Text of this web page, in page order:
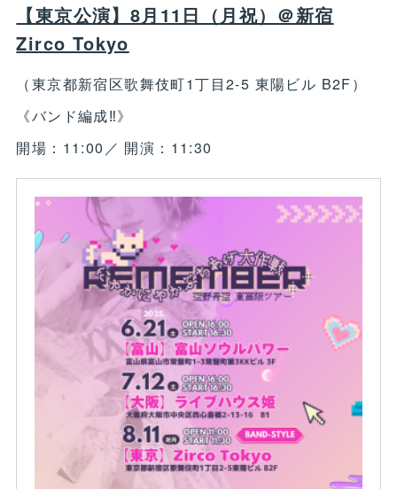
【東京公演】8月11日（月祝）＠新宿
Zirco Tokyo
（東京都新宿区歌舞伎町1丁目2-5 東陽ビル B2F）
《バンド編成‼》
開場：11:00／ 開演：11:30